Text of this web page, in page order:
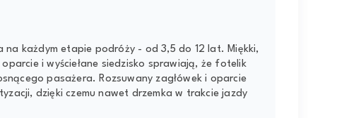
na każdym etapie podróży - od 3,5 do 12 lat. Miękki,
i wyściełane siedzisko sprawiają, że fotelik
pasażera. Rozsuwany zagłówek i oparcie
dzięki czemu nawet drzemka w trakcie jazdy